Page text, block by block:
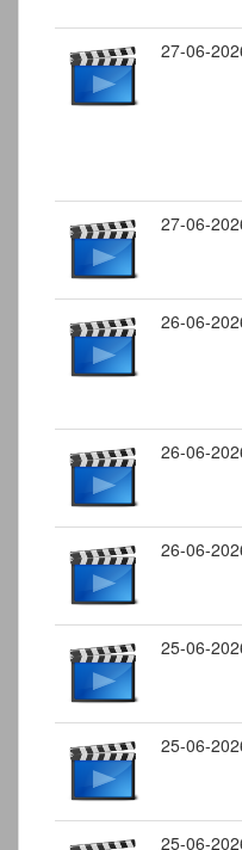
27-06-
27-06-
26-06-
26-06-
26-06-
25-06-
25-06-
25-06-